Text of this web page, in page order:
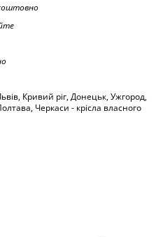
Кривий ріг, Донецьк, Ужгород,
Черкаси - крісла власного